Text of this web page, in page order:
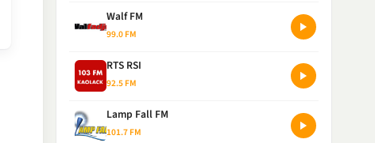
Walf FM
99.0 FM
RTS RSI
92.5 FM
Lamp Fall FM
101.7 FM